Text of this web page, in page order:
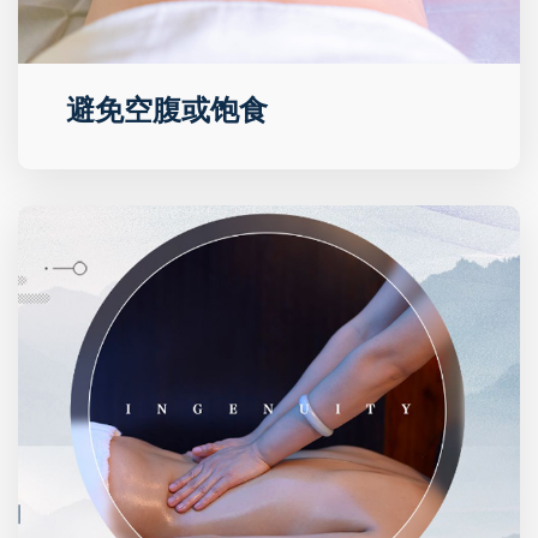
避免空腹或饱食